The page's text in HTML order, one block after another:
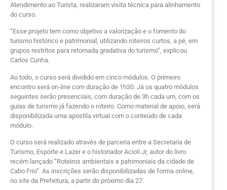
Atendimento ao Turista, realizaram visita técnica para alinhamento
do curso.
“Esse projeto tem como objetivo a valorização e o fomento do
turismo histórico e patrimonial, utilizando roteiros curtos, a pé, em
grupos restritos para retomada gradativa do turismo”, explicou
Carlos Cunha.
Ao todo, o curso será dividido em cinco módulos. O primeiro
encontro será on-line com duração de 1h30. Já os quatro módulos
seguintes serão presenciais, com duração de 3h cada um, com os
guias de turismo já fazendo o roteiro. Como material de apoio, será
disponibilizada uma apostila virtual com o conteúdo de cada
módulo.
O curso será realizado através de parceria entre a Secretaria de
Turismo, Esporte e Lazer e o historiador Acioli Jr, autor do livro
recém lançado “Roteiros ambientais e patrimoniais da cidade de
Cabo Frio”. As inscrições serão disponibilizadas de forma online,
no site da Prefeitura, a partir do próximo dia 27.